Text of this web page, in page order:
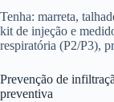
Tenha: marreta,
kit de injeção e
respiratória (P2/P3),
Prevenção de
preventiva